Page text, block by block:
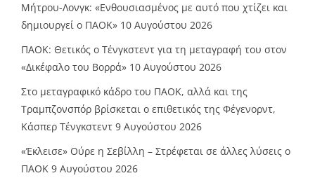
Μήτρου-Λονγκ: «Ενθουσιασμένος με αυτό που χτίζει και
δημιουργεί ο ΠΑΟΚ» 10 Αυγούστου 2026
ΠΑΟΚ: Θετικός ο Τένγκστεντ για τη μεταγραφή του στον
«Δικέφαλο του Βορρά» 10 Αυγούστου 2026
Στο μεταγραφικό κάδρο του ΠΑΟΚ, αλλά και της
Τραμπζονσπόρ βρίσκεται ο επιθετικός της Φέγενορντ,
Κάσπερ Τένγκστεντ 9 Αυγούστου 2026
«Έκλεισε» Ούρε η Σεβίλλη – Στρέφεται σε άλλες λύσεις ο
ΠΑΟΚ 9 Αυγούστου 2026